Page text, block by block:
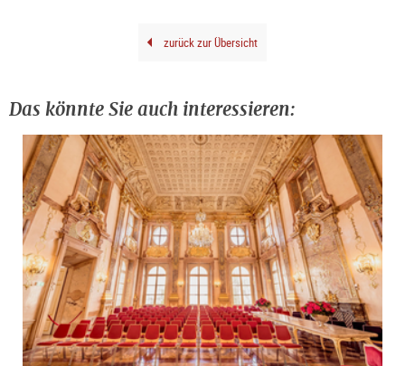
zurück zur Übersicht
Das könnte Sie auch interessieren: